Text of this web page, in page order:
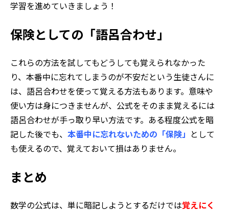
学習を進めていきましょう！
保険としての「語呂合わせ」
これらの方法を試してもどうしても覚えられなかった
り、本番中に忘れてしまうのが不安だという生徒さんに
は、語呂合わせを使って覚える方法もあります。意味や
使い方は身につきませんが、公式をそのまま覚えるには
語呂合わせが手っ取り早い方法です。ある程度公式を暗
記した後でも、 本番中に忘れないための「保険」 として
も使えるので、覚えておいて損はありません。
まとめ
数学の公式は、単に暗記しようとするだけでは覚えにく